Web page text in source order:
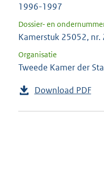
1996-1997
Dossier- en
Kamerstuk 25052, nr.
Organisatie
Tweede Kamer der
Download PDF